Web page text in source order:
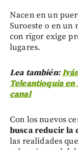
Nacen en un
Suroeste o en
con rigor exige
lugares.
Lea también:
Teleantioquia
canal
Con los nuevos
busca reducir la
las realidades